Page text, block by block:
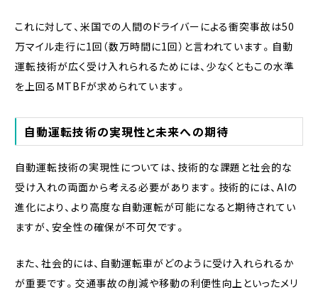
これに対して、米国での人間のドライバーによる衝突事故は50
万マイル走行に1回（数万時間に1回）と言われています。自動
運転技術が広く受け入れられるためには、少なくともこの水準
を上回るMTBFが求められています。
自動運転技術の実現性と未来への期待
自動運転技術の実現性については、技術的な課題と社会的な
受け入れの両面から考える必要があります。技術的には、AIの
進化により、より高度な自動運転が可能になると期待されてい
ますが、安全性の確保が不可欠です。
また、社会的には、自動運転車がどのように受け入れられるか
が重要です。交通事故の削減や移動の利便性向上といったメリ